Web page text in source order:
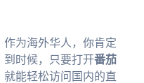
作为海外华人，你肯定
到时候，只要打开番茄
能轻松访问国内的直